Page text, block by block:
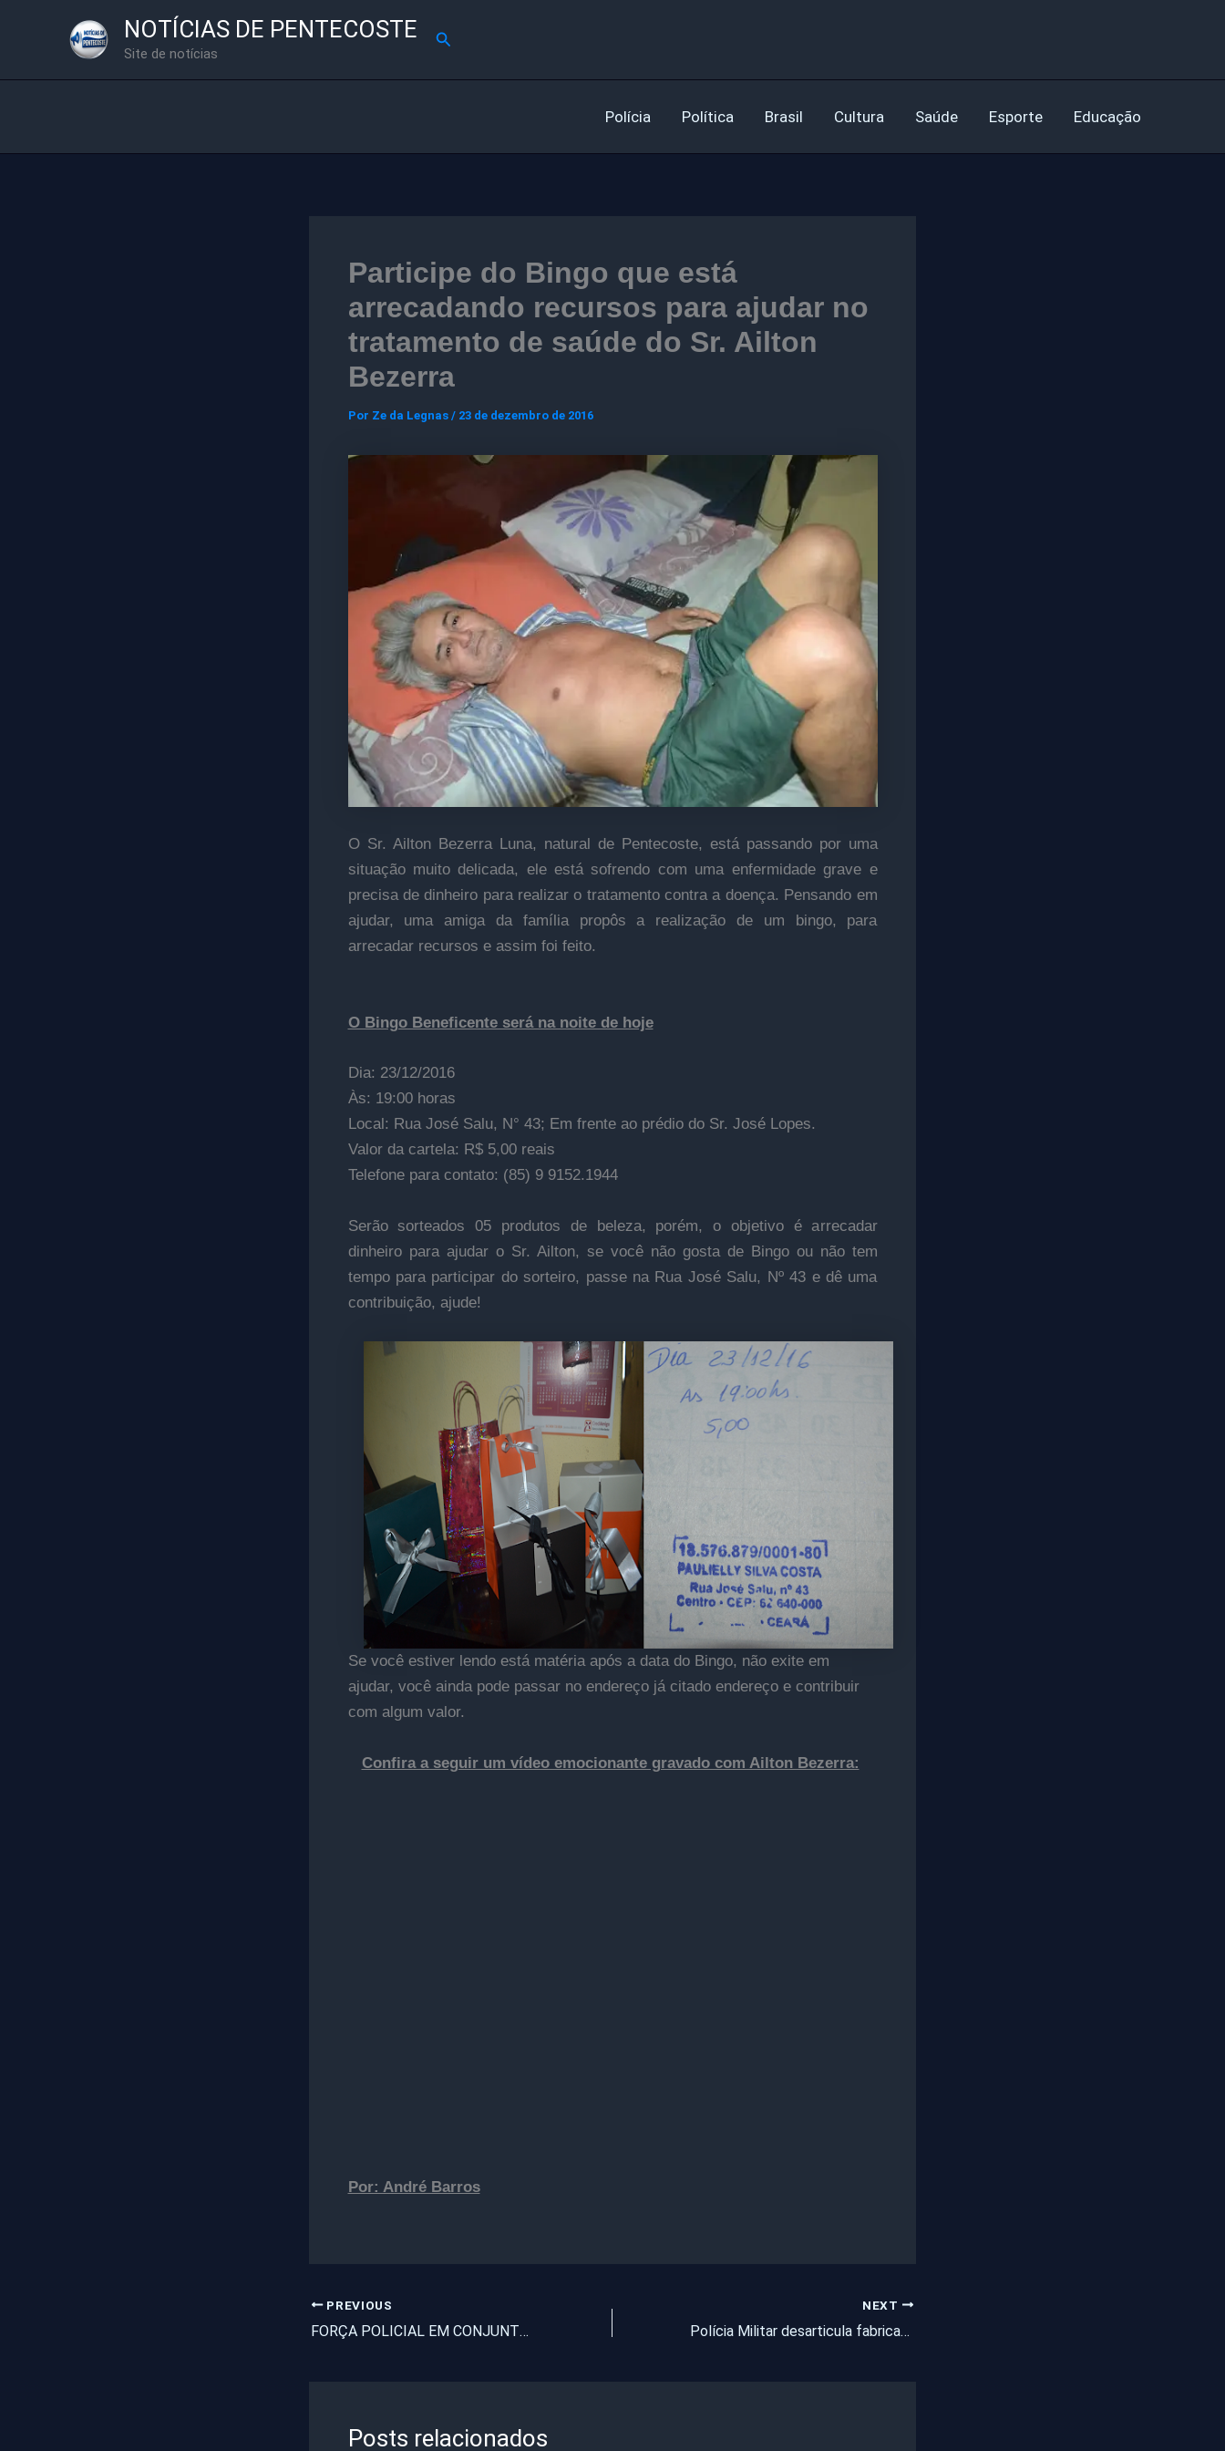
NOTÍCIAS DE PENTECOSTE
Site de notícias
Pesquisar
Polícia Política Brasil Cultura Saúde Esporte Educação
Participe do Bingo que está
arrecadando recursos para ajudar no
tratamento de saúde do Sr. Ailton
Bezerra
Por Ze da Legnas / 23 de dezembro de 2016
O Sr. Ailton Bezerra Luna, natural de Pentecoste, está passando por uma
situação muito delicada, ele está sofrendo com uma enfermidade grave e
precisa de dinheiro para realizar o tratamento contra a doença. Pensando em
ajudar, uma amiga da família propôs a realização de um bingo, para
arrecadar recursos e assim foi feito.
O Bingo Beneficente será na noite de hoje
Dia: 23/12/2016
Às: 19:00 horas
Local: Rua José Salu, N° 43; Em frente ao prédio do Sr. José Lopes.
Valor da cartela: R$ 5,00 reais
Telefone para contato: (85) 9 9152.1944
Serão sorteados 05 produtos de beleza, porém, o objetivo é arrecadar
dinheiro para ajudar o Sr. Ailton, se você não gosta de Bingo ou não tem
tempo para participar do sorteiro, passe na Rua José Salu, Nº 43 e dê uma
contribuição, ajude!
Se você estiver lendo está matéria após a data do Bingo, não exite em
ajudar, você ainda pode passar no endereço já citado endereço e contribuir
com algum valor.
Confira a seguir um vídeo emocionante gravado com Ailton Bezerra:
Por: André Barros
PREVIOUS
FORÇA POLICIAL EM CONJUNTO ITAPAJÉ E ITAPIPOCA REALIZA OPERAÇÃO EM ITAPAJÉ QUE TERMINOU COM A PRISÃO DE SEIS PESSOAS INCLUINDO UMA MULHER
NEXT
Polícia Militar desarticula fabricação artesanal de armas de fogo e prende suspeito
Posts relacionados